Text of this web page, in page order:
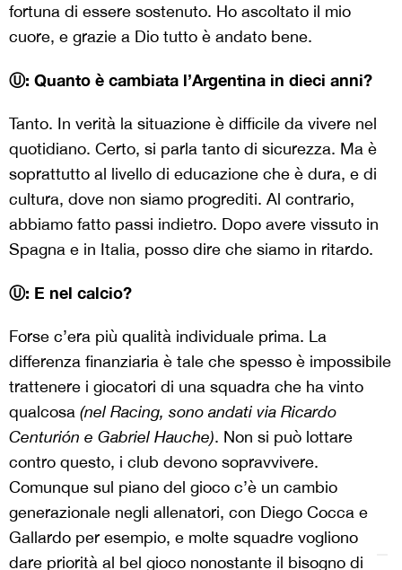
fortuna di essere sostenuto. Ho ascoltato il mio
cuore, e grazie a Dio tutto è andato bene.
Ⓤ: Quanto è cambiata l’Argentina in dieci anni?
Tanto. In verità la situazione è difficile da vivere nel
quotidiano. Certo, si parla tanto di sicurezza. Ma è
soprattutto al livello di educazione che è dura, e di
cultura, dove non siamo progrediti. Al contrario,
abbiamo fatto passi indietro. Dopo avere vissuto in
Spagna e in Italia, posso dire che siamo in ritardo.
Ⓤ: E nel calcio?
Forse c’era più qualità individuale prima. La
differenza finanziaria è tale che spesso è impossibile
trattenere i giocatori di una squadra che ha vinto
qualcosa (nel Racing, sono andati via Ricardo
Centurión e Gabriel Hauche). Non si può lottare
contro questo, i club devono sopravvivere.
Comunque sul piano del gioco c’è un cambio
generazionale negli allenatori, con Diego Cocca e
Gallardo per esempio, e molte squadre vogliono
dare priorità al bel gioco nonostante il bisogno di